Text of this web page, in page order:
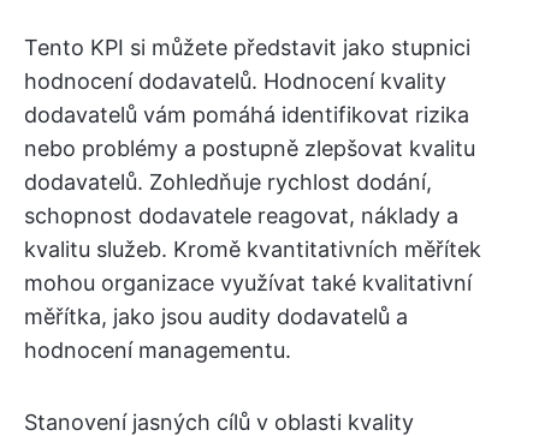
Tento KPI si můžete představit jako stupnici
hodnocení dodavatelů. Hodnocení kvality
dodavatelů vám pomáhá identifikovat rizika
nebo problémy a postupně zlepšovat kvalitu
dodavatelů. Zohledňuje rychlost dodání,
schopnost dodavatele reagovat, náklady a
kvalitu služeb. Kromě kvantitativních měřítek
mohou organizace využívat také kvalitativní
měřítka, jako jsou audity dodavatelů a
hodnocení managementu.
Stanovení jasných cílů v oblasti kvality